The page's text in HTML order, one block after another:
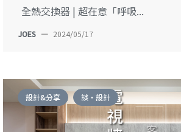
全熱交換器 | 超在意「呼吸...
JOES — 2024/05/17
設計&分享 談・設計